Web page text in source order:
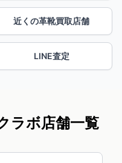
近くの革靴買取店舗
LINE査定
ラボ店舗一覧